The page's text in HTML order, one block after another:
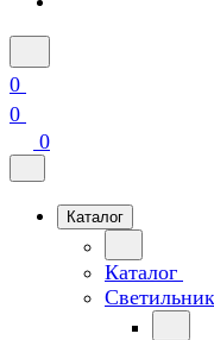
0
0
0
Каталог
Каталог